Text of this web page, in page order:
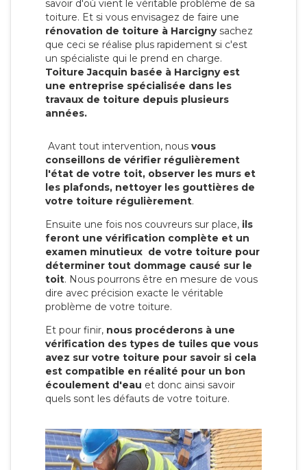
savoir d'où vient le véritable problème de sa
toiture. Et si vous envisagez de faire une
rénovation de toiture à Harcignysachez
que ceci se réalise plus rapidement si c'est
un spécialiste qui le prend en charge.
Toiture Jacquin basée à Harcigny est
une entreprise spécialisée dans les
travaux de toiture depuis plusieurs
années.
Avant tout intervention, nous vous
conseillons de vérifier régulièrement
l'état de votre toit, observer les murs et
les plafonds, nettoyer les gouttières de
votre toiture régulièrement.
Ensuite une fois nos couvreurs sur place, ils
feront une vérification complète et un
examen minutieux de votre toiture pour
déterminer tout dommage causé sur le
toit. Nous pourrons être en mesure de vous
dire avec précision exacte le véritable
problème de votre toiture.
Et pour finir, nous procéderons à une
vérification des types de tuiles que vous
avez sur votre toiture pour savoir si cela
est compatible en réalité pour un bon
écoulement d'eau et donc ainsi savoir
quels sont les défauts de votre toiture.